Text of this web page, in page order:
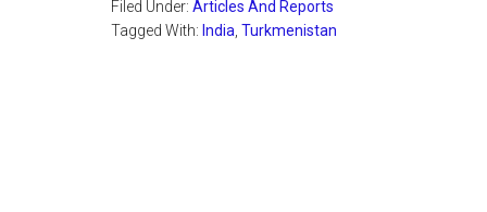
Filed Under: Articles And Reports
Tagged With: India Turkmenistan